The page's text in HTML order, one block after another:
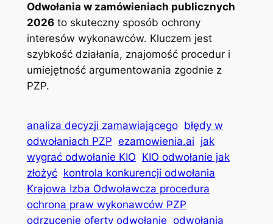
Odwołania w zamówieniach publicznych
2026to skuteczny sposób ochrony
interesów wykonawców. Kluczem jest
szybkość działania, znajomość procedur i
umiejętność argumentowania zgodnie z
PZP.
analiza decyzji zamawiającego błędy w
odwołaniach PZP ezamowienia.ai jak
wygrać odwołanie KIO KIO odwołanie jak
złożyć kontrola konkurencji odwołania
Krajowa Izba Odwoławcza procedura
ochrona praw wykonawców PZP
odrzucenie oferty odwołanie odwołania